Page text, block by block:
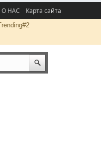
О НАС Карта сайта